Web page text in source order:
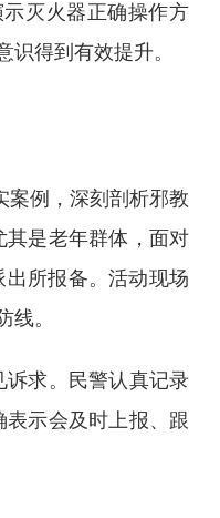
灭火器正确操作方
得到有效提升。
例，深刻剖析邪教
是老年群体，面对
所报备。活动现场
。
求。民警认真记录
示会及时上报、跟